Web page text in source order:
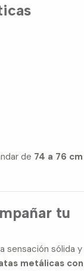
de 74 a 76 cm
tu
sensación sólida y
metálicas con